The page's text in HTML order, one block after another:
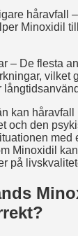
håravfall
Minoxidil
– De flesta
vilket
kan håravfall
och den
med
Minoxidil
på